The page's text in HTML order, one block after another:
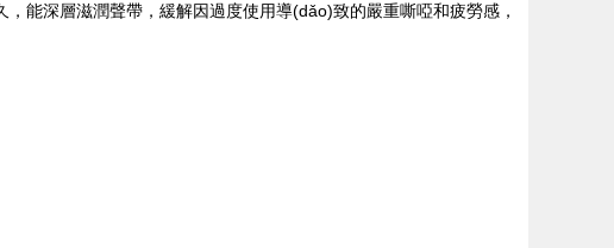
能深層滋潤聲帶，緩解因過度使用導(dǎo)致的嚴重嘶啞和疲勞感，